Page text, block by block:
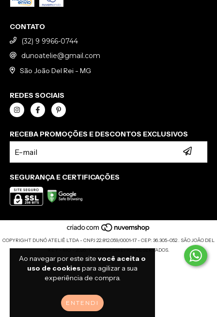
Ao navegar por este site você aceita o
uso de cookiespara agilizar a sua
experiência de compra.
ENTENDI
CONTATO
(32) 9 9966-0744
dunoatelie@gmail.com
São João Del Rei - MG
REDES SOCIAIS
RECEBA PROMOÇÕES E DESCONTOS EXCLUSIVOS
SEGURANÇA E CERTIFICAÇÕES
COPYRIGHT DUNÓ ATELIÊ LTDA - CNPJ 22.812.059/0001-17 - CEP: 36.305-052 . SÃO JOÃO DEL
REY - MG - 2026. TODOS OS DIREITOS RESERVADOS.